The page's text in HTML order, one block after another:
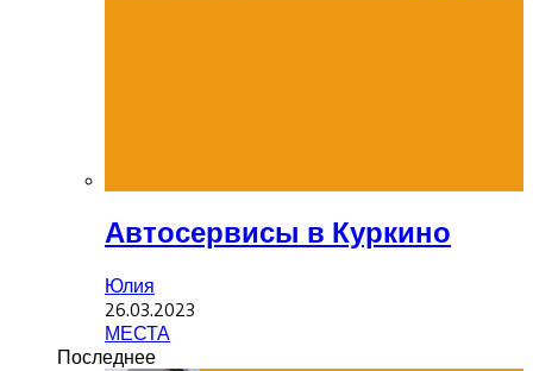
Автосервисы в Куркино
Юлия
26.03.2023
МЕСТА
Последнее